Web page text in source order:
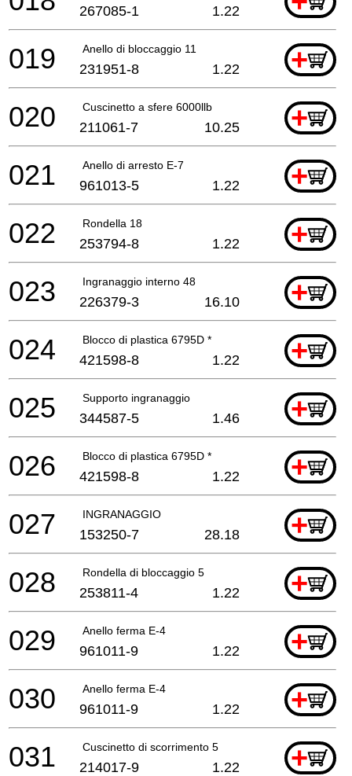
267085-1 1.22
Anello di bloccaggio 11 +
019 231951-8 1.22
Cuscinetto a sfere 6000llb +
020 211061-7 10.25
Anello di arresto E-7 +
021 961013-5 1.22
Rondella 18 +
022 253794-8 1.22
Ingranaggio interno 48 +
023 226379-3 16.10
Blocco di plastica 6795D * +
024 421598-8 1.22
Supporto ingranaggio +
025 344587-5 1.46
Blocco di plastica 6795D * +
026 421598-8 1.22
INGRANAGGIO +
027 153250-7 28.18
Rondella di bloccaggio 5 +
028 253811-4 1.22
Anello ferma E-4 +
029 961011-9 1.22
Anello ferma E-4 +
030 961011-9 1.22
Cuscinetto di scorrimento 5 +
031 214017-9 1.22